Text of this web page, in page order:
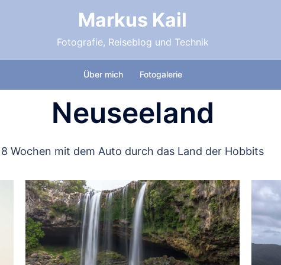
Markus Kail
Fotografie, Reiseblog und Technik
Über mich Fotogalerie
Neuseeland
8 Wochen mit dem Auto durch das Land der Hobbits